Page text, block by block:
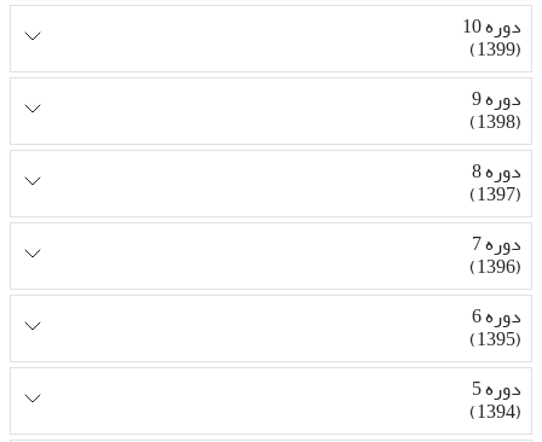
دوره 10
(1399)
دوره 9
(1398)
دوره 8
(1397)
دوره 7
(1396)
دوره 6
(1395)
دوره 5
(1394)